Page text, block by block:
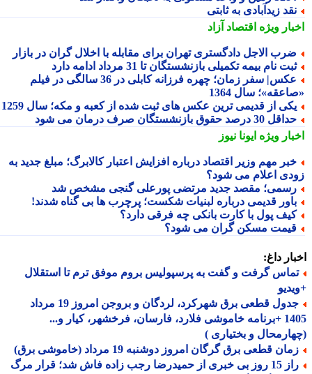
زیدآبادی به ثابتی
ویژهاقتصاد آزاد
الاجل دادگستری تهران برای مقابله با اخلال گران در بازار
نام بیمه تکمیلی بازنشستگان تا 31 مرداد ادامه دارد
عکس| سفر زمان؛ چهره فرزانه کابلی در 36 سالگی در فیلم
سال 1364
از قدیمی ترین عکس های ثبت شده از کعبه و مکه؛ سال 1259
30 درصد حقوق بازنشستگان صرف درمان می شود
ویژهایونا نیوز
مهم وزیر اقتصاد درباره افزایش اعتبار کالابرگ؛ مبلغ جدید به
اعلام می شود؟
مقصد جدید مرتضی پورعلی گنجی مشخص شد
قدیمی درباره لبنیات شکست؛ پرچرب ها بی گناه شدند!
پول با کارت بانکی چه فرقی دارد؟
مسکن گران می شود؟
داغ:
گرفت و گفت به پرسپولیس بروم موفق ترم تا استقلال
جدول قطعی برق شهرکرد، لردگان و بروجن امروز 19 مرداد
1405 +برنامه خاموشی فلارد، فارسان، فرخشهر، کیار و...
و بختیاری )
قطعی برق گرگان امروز دوشنبه 19 مرداد (خاموشی برق)
راز 15 روز بی خبری از حمیدرضا رجب زاده فاش شد؛ قرار مرگ